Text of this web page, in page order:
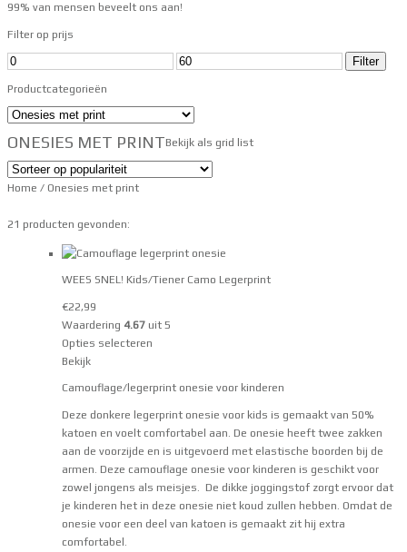
99% van mensen beveelt ons aan!
Filter op prijs
Filter
Productcategorieën
ONESIES MET PRINTBekijk als grid list
Home / Onesies met print
21 producten gevonden:
WEES SNEL! Kids/Tiener Camo Legerprint
€22,99
Waardering 4.67 uit 5
Opties selecteren
Bekijk
Camouflage/legerprint onesie voor kinderen
Deze donkere legerprint onesie voor kids is gemaakt van 50%
katoen en voelt comfortabel aan. De onesie heeft twee zakken
aan de voorzijde en is uitgevoerd met elastische boorden bij de
armen. Deze camouflage onesie voor kinderen is geschikt voor
zowel jongens als meisjes. De dikke joggingstof zorgt ervoor dat
je kinderen het in deze onesie niet koud zullen hebben. Omdat de
onesie voor een deel van katoen is gemaakt zit hij extra
comfortabel.